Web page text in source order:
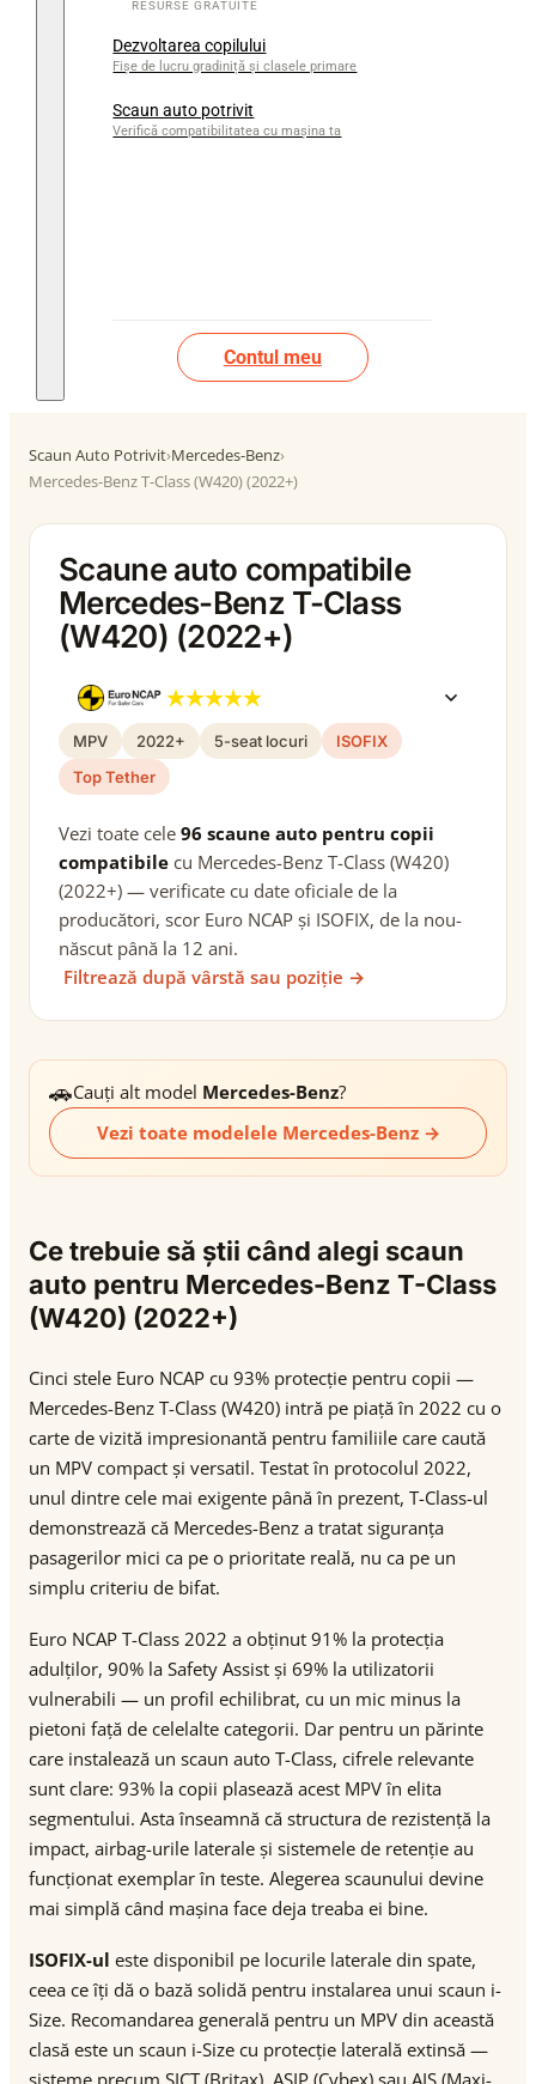
Dezvoltarea copilului
Fișe de lucru gradiniță și clasele primare
Scaun auto potrivit
Verifică compatibilitatea cu mașina ta
Contul meu
Scaun Auto Potrivit›Mercedes-Benz›
Mercedes-Benz T-Class (W420) (2022+)
Scaune auto compatibile
Mercedes-Benz T-Class
(W420) (2022+)
MPV 2022+ 5-seat locuri
ISOFIX
Top Tether
Vezi toate cele 96 scaune auto pentru copii
compatibile cu Mercedes-Benz T-Class (W420)
(2022+) — verificate cu date oficiale de la
producători, scor Euro NCAP și ISOFIX, de la nou-
născut până la 12 ani.
Filtrează după vârstă sau poziție →
🚗Cauți alt model Mercedes-Benz?
Vezi toate modelele Mercedes-Benz →
Ce trebuie să știi când alegi scaun
auto pentru Mercedes-Benz T-Class
(W420) (2022+)
Cinci stele Euro NCAP cu 93% protecție pentru copii —
Mercedes-Benz T-Class (W420) intră pe piață în 2022 cu o
carte de vizită impresionantă pentru familiile care caută
un MPV compact și versatil. Testat în protocolul 2022,
unul dintre cele mai exigente până în prezent, T-Class-ul
demonstrează că Mercedes-Benz a tratat siguranța
pasagerilor mici ca pe o prioritate reală, nu ca pe un
simplu criteriu de bifat.
Euro NCAP T-Class 2022 a obținut 91% la protecția
adulților, 90% la Safety Assist și 69% la utilizatorii
vulnerabili — un profil echilibrat, cu un mic minus la
pietoni față de celelalte categorii. Dar pentru un părinte
care instalează un scaun auto T-Class, cifrele relevante
sunt clare: 93% la copii plasează acest MPV în elita
segmentului. Asta înseamnă că structura de rezistență la
impact, airbag-urile laterale și sistemele de retenție au
funcționat exemplar în teste. Alegerea scaunului devine
mai simplă când mașina face deja treaba ei bine.
ISOFIX-ul este disponibil pe locurile laterale din spate,
ceea ce îți dă o bază solidă pentru instalarea unui scaun i-
Size. Recomandarea generală pentru un MPV din această
clasă este un scaun i-Size cu protecție laterală extinsă —
sisteme precum SICT (Britax), ASIP (Cybex) sau AIS (Maxi-